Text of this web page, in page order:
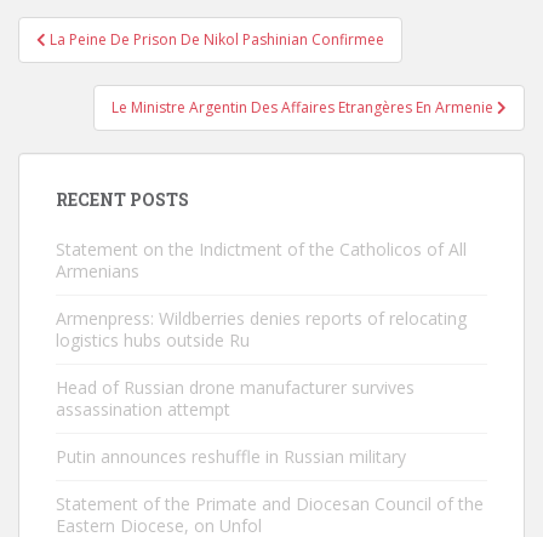
Post
navigation
La Peine De Prison De Nikol Pashinian Confirmee
Le Ministre Argentin Des Affaires Etrangères En Armenie
RECENT POSTS
Statement on the Indictment of the Catholicos of All
Armenians
Armenpress: Wildberries denies reports of relocating
logistics hubs outside Ru
Head of Russian drone manufacturer survives
assassination attempt
Putin announces reshuffle in Russian military
Statement of the Primate and Diocesan Council of the
Eastern Diocese, on Unfol